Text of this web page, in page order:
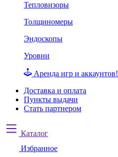
Тепловизоры
Толщиномеры
Эндоскопы
Уровни
Аренда игр и аккаунтов!
Доставка и оплата
Пункты выдачи
Стать партнером
Каталог
Избранное